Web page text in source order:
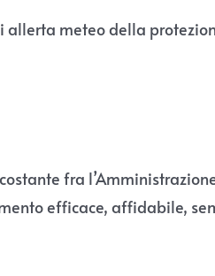
allerta meteo della
fra
efficace, affidabile,